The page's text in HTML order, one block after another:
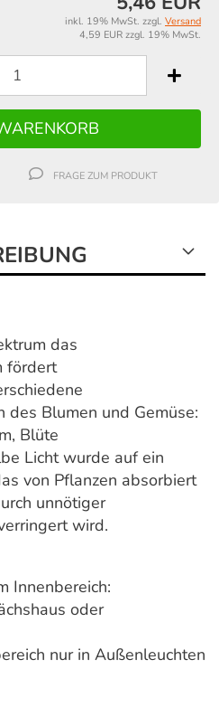
inkl. 19% MwSt. zzgl. Versand
4,59 EUR zzgl. 19% MwSt.
FRAGE ZUM PRODUKT
das
fördert
des Blumen und Gemüse:
Blüte
Licht wurde auf ein
von Pflanzen absorbiert
unnötiger
wird.
Innenbereich:
oder
nur in Außenleuchten